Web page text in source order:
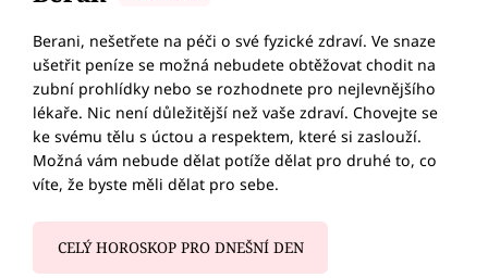
Berani, nešetřete na péči o své fyzické zdraví. Ve snaze
ušetřit peníze se možná nebudete obtěžovat chodit na
zubní prohlídky nebo se rozhodnete pro nejlevnějšího
lékaře. Nic není důležitější než vaše zdraví. Chovejte se
ke svému tělu s úctou a respektem, které si zaslouží.
Možná vám nebude dělat potíže dělat pro druhé to, co
víte, že byste měli dělat pro sebe.
CELÝ HOROSKOP PRO DNEŠNÍ DEN